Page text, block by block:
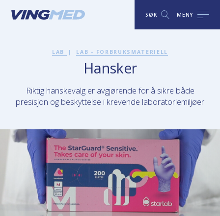
SØK MENY
LAB | LAB - FORBRUKSMATERIELL
Hansker
Riktig hanskevalg er avgjørende for å sikre både
presisjon og beskyttelse i krevende laboratoriemiljøer